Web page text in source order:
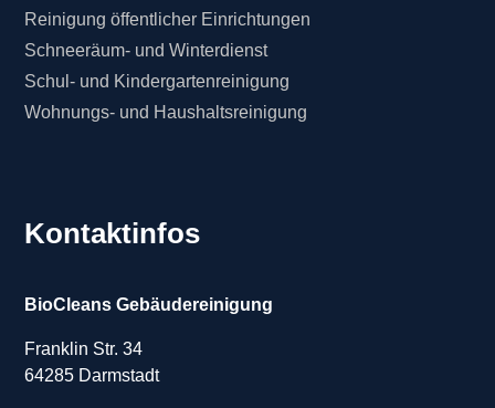
Reinigung öffentlicher Einrichtungen
Schneeräum- und Winterdienst
Schul- und Kindergartenreinigung
Wohnungs- und Haushaltsreinigung
Kontaktinfos
BioCleans Gebäudereinigung
Franklin Str. 34
64285 Darmstadt